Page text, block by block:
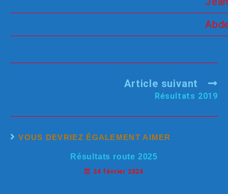
Article suivant
Résultats 2019
VOUS DEVRIEZ ÉGALEMENT AIMER
Résultats route 2025
24 février 2024